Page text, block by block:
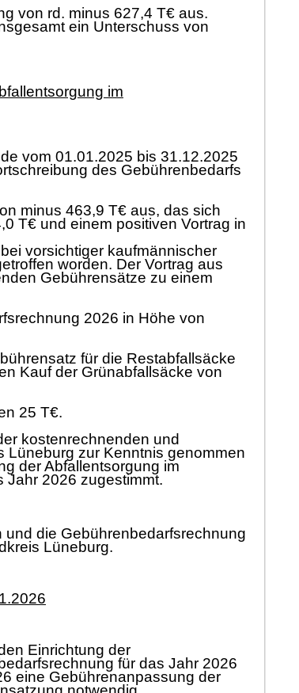
von rd. minus 627,4 T€ aus.
ein Unterschuss von
im
vom 01.01.2025 bis 31.12.2025
des Gebührenbedarfs
minus 463,9 T€ aus, das sich
T€ und einem positiven Vortrag in
vorsichtiger kaufmännischer
worden. Der Vortrag aus
Gebührensätze zu einem
2026 in Höhe von
für die Restabfallsäcke
Kauf der Grünabfallsäcke von
25 T€.
kostenrechnenden und
Lüneburg zur Kenntnis genommen
der Abfallentsorgung im
Jahr 2026 zugestimmt.
die Gebührenbedarfsrechnung
Lüneburg.
Einrichtung der
für das Jahr 2026
eine Gebührenanpassung der